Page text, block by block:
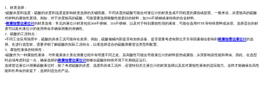
1、材质选择：
•硫酸浓度和温度：硫酸的浓度和温度是影响材质选择的关键因素。不同浓度的硫酸可能会对液位计的材质造成不同程度的腐蚀或损害。一般来说，浓度较高的硫酸
对材料的腐蚀性更强。例如，对于浓度较高的硫酸，可能需要选择耐酸性能更好的材料，如316不锈钢或者特殊的合金材料。
•耐腐蚀雷达液位计的材质选项：常见的液位计材质包括304不锈钢、316不锈钢、以及对于特别腐蚀性强的液体，可能会选用PTFE等特殊塑料或涂层。选择适合的材
质可以延长液位计的使用寿命并确保测量的准确性。
2、硫酸的工况特点：
•不同工业应用场景中，硫酸的具体工况可能存在差异。例如，硫酸储罐内部是否有加热设备、是否需要考虑有限位开关等因素都会影响到耐腐蚀雷达液位计的选
择。在进行选型前，需要详细了解硫酸的实际工况特点，以便选择适合的硫酸测量雷达类型和配置。
3、腐蚀性液体的特殊性：
•硫酸作为一种腐蚀性液体，与常规液体介质在测量过程中有明显不同之处。其高酸性可能会导致液位计的材料损伤或腐蚀，从而影响其性能和寿命。因此，在选型
时必须考虑到这一点，确保选择的耐腐蚀雷达液位计能够在硫酸的特殊环境下长期稳定运行。
选择雷达液位计测量硫酸液位时，除了考虑硫酸的浓度、温度和具体工况外，还需特别关注液位计的材质选择以及其对腐蚀性液体的适应能力。这样才能确保在高性
能和长寿命的前提下，选择到适合的产品。